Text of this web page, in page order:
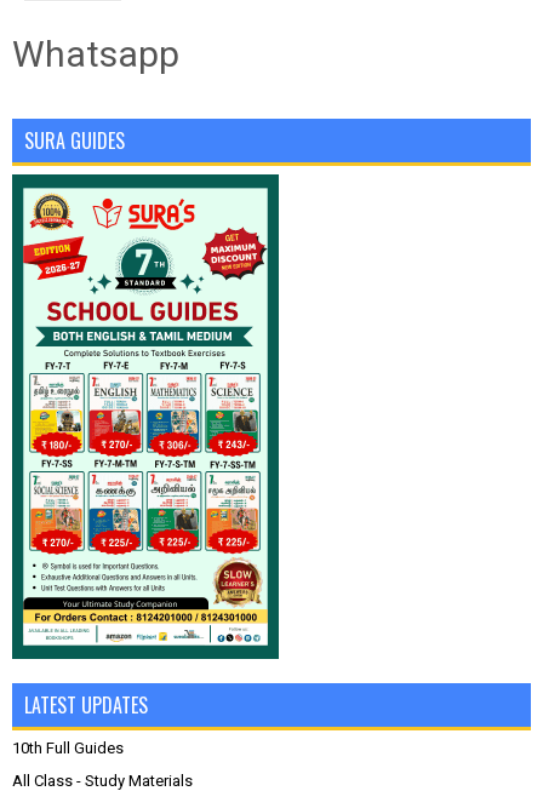
Whatsapp
SURA GUIDES
LATEST UPDATES
10th Full Guides
All Class - Study Materials